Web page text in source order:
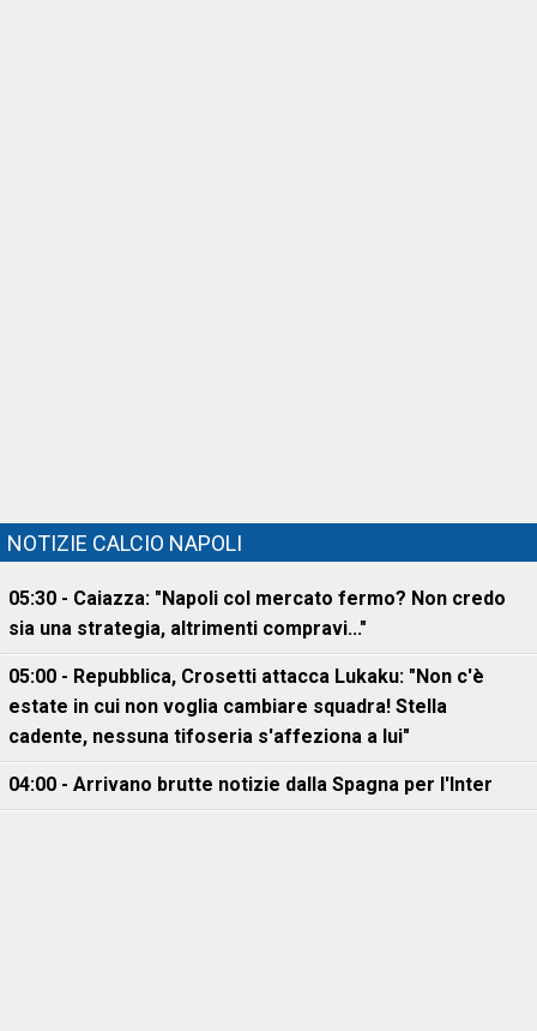
NOTIZIE CALCIO NAPOLI
05:30 - Caiazza: "Napoli col mercato fermo? Non credo
sia una strategia, altrimenti compravi..."
05:00 - Repubblica, Crosetti attacca Lukaku: "Non c'è
estate in cui non voglia cambiare squadra! Stella
cadente, nessuna tifoseria s'affeziona a lui"
04:00 - Arrivano brutte notizie dalla Spagna per l'Inter